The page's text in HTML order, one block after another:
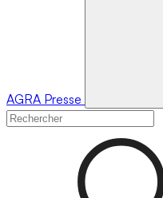
AGRA Presse